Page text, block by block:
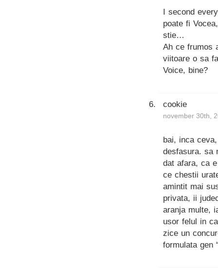
I second
poate fi
stie…
Ah ce frumos
viitoare o sa
Voice, bine?
cookie
november 30th,
bai, inca
desfasura. sa
dat afara, ca
ce chestii
amintit mai
privata, ii
aranja multe,
usor felul in
zice un
formulata gen